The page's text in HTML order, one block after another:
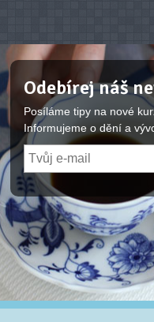
Odebírej náš
Posíláme tipy na nové
Informujeme o dění a